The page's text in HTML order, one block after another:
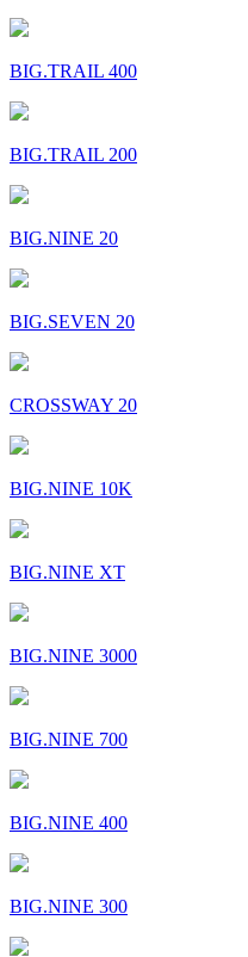
BIG.TRAIL 400
BIG.TRAIL 200
BIG.NINE 20
BIG.SEVEN 20
CROSSWAY 20
BIG.NINE 10K
BIG.NINE XT
BIG.NINE 3000
BIG.NINE 700
BIG.NINE 400
BIG.NINE 300